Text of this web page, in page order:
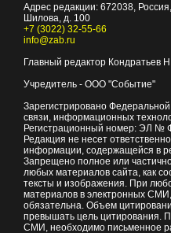
Адрес редакции: 672038 ,
Шилова, д. 100
+7 (3022) 32-55-66
info@zab.ru
Главный редактор Кондратьев
Учредитель - ООО "Событие"
Зарегистрировано
связи, информационных
Регистрационный номер: ЭЛ №
Редакция не несет
информации, содержащейся в
Запрещено полное или
любых материалов сайта, как
тексты и изображения. При
материалов в электронных
обязательна. Объем
превышать цель цитирования.
СМИ, необходимо письменное